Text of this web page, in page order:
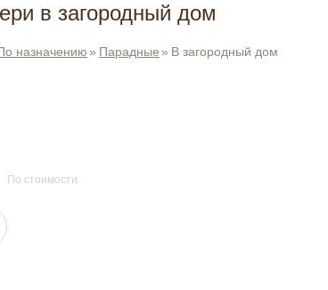
в загородный дом
назначению Парадные В загородный дом
По стоимости